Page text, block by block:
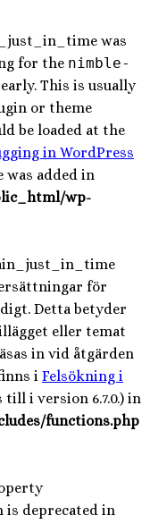
was
for the nimble-
This is usually
or theme
be loaded at the
in WordPress
was added in
wp-
för
Detta betyder
eller temat
in vid åtgärden
i Felsökning i
till i version 6.7.0.) in
functions.php
is deprecated in